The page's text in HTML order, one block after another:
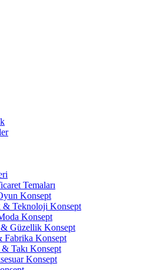
Temaları
Konsept
& Teknoloji Konsept
Konsept
Güzellik Konsept
Fabrika Konsept
Takı Konsept
Konsept